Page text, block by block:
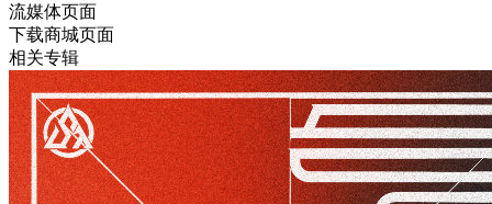
流媒体页面
下载商城页面
相关专辑